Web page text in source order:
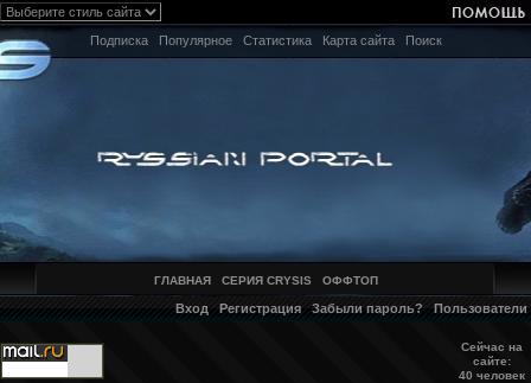
Подписка Популярное Статистика Карта сайта Поиск
ГЛАВНАЯ СЕРИЯ CRYSIS ОФФТОП
Вход Регистрация Забыли пароль? Пользователи
Сейчас на
сайте:
40 человек